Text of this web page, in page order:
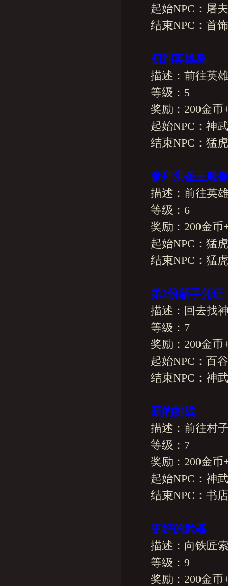
起始NPC：屠夫
结束NPC：首饰
初到英雄岛
描述：前往英雄
等级：5
奖励：200金币
起始NPC：神武
结束NPC：猛虎
参拜洪圣王雕
描述：前往英雄
等级：6
奖励：200金币
起始NPC：猛虎
结束NPC：猛虎
第2份新手凭证
描述：回去找神
等级：7
奖励：200金币
起始NPC：百谷
结束NPC：神武
新的挑战
描述：前往村子
等级：7
奖励：200金币
起始NPC：神武
结束NPC：书
更好的武器
描述：向铁匠索
等级：9
奖励：200金币